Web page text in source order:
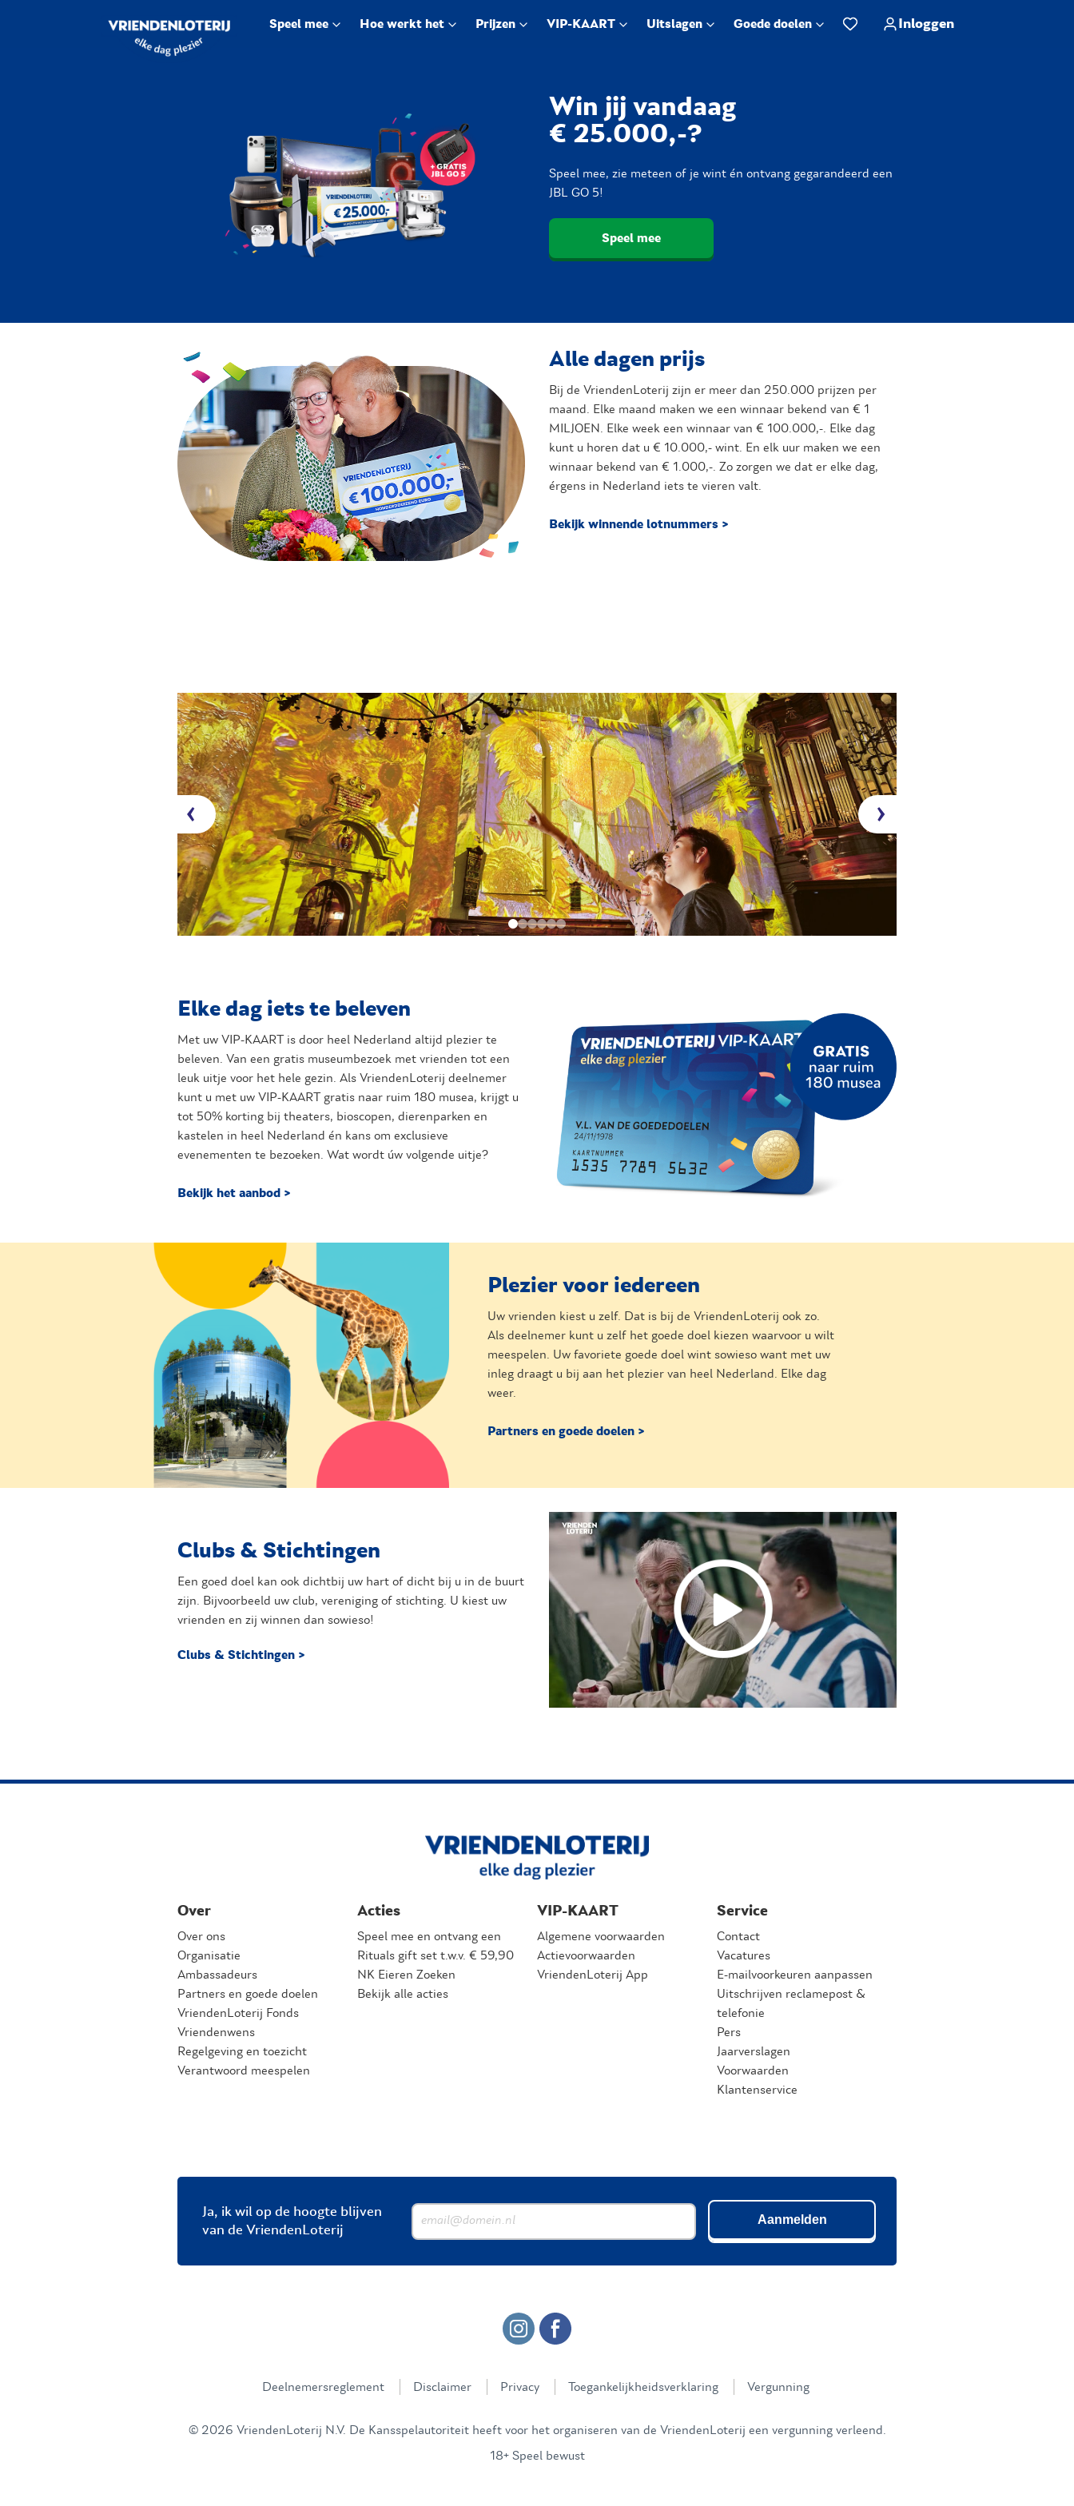
Speel mee Hoe werkt het Prijzen VIP-KAART Uitslagen Goede doelen Inloggen
Win jij vandaag
€ 25.000,-?
Speel mee, zie meteen of je wint én ontvang gegarandeerd een
JBL GO 5!
Speel mee
Alle dagen prijs
Bij de VriendenLoterij zijn er meer dan 250.000 prijzen per
maand. Elke maand maken we een winnaar bekend van € 1
MILJOEN. Elke week een winnaar van € 100.000,-. Elke dag
kunt u horen dat u € 10.000,- wint. En elk uur maken we een
winnaar bekend van € 1.000,-. Zo zorgen we dat er elke dag,
érgens in Nederland iets te vieren valt.
Bekijk winnende lotnummers >
Elke dag iets te beleven
Met uw VIP-KAART is door heel Nederland altijd plezier te
beleven. Van een gratis museumbezoek met vrienden tot een
leuk uitje voor het hele gezin. Als VriendenLoterij deelnemer
kunt u met uw VIP-KAART gratis naar ruim 180 musea, krijgt u
tot 50% korting bij theaters, bioscopen, dierenparken en
kastelen in heel Nederland én kans om exclusieve
evenementen te bezoeken. Wat wordt úw volgende uitje?
Bekijk het aanbod >
Plezier voor iedereen
Uw vrienden kiest u zelf. Dat is bij de VriendenLoterij ook zo.
Als deelnemer kunt u zelf het goede doel kiezen waarvoor u wilt
meespelen. Uw favoriete goede doel wint sowieso want met uw
inleg draagt u bij aan het plezier van heel Nederland. Elke dag
weer.
Partners en goede doelen >
Clubs & Stichtingen
Een goed doel kan ook dichtbij uw hart of dicht bij u in de buurt
zijn. Bijvoorbeeld uw club, vereniging of stichting. U kiest uw
vrienden en zij winnen dan sowieso!
Clubs & Stichtingen >
Over
Over ons
Organisatie
Ambassadeurs
Partners en goede doelen
VriendenLoterij Fonds
Vriendenwens
Regelgeving en toezicht
Verantwoord meespelen
Acties
Speel mee en ontvang een
Rituals gift set t.w.v. € 59,90
NK Eieren Zoeken
Bekijk alle acties
VIP-KAART
Algemene voorwaarden
Actievoorwaarden
VriendenLoterij App
Service
Contact
Vacatures
E-mailvoorkeuren aanpassen
Uitschrijven reclamepost &
telefonie
Pers
Jaarverslagen
Voorwaarden
Klantenservice
Ja, ik wil op de hoogte blijven
van de VriendenLoterij
Aanmelden
Deelnemersreglement Disclaimer Privacy Toegankelijkheidsverklaring Vergunning
© 2026 VriendenLoterij N.V. De Kansspelautoriteit heeft voor het organiseren van de VriendenLoterij een vergunning verleend.
18+ Speel bewust